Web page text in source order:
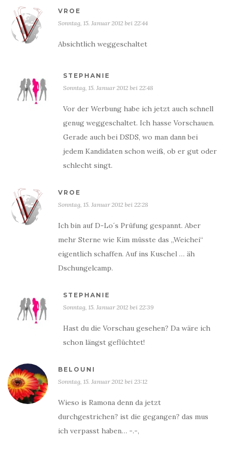
VROE
Sonntag, 15. Januar 2012 bei 22:44
Absichtlich weggeschaltet
STEPHANIE
Sonntag, 15. Januar 2012 bei 22:48
Vor der Werbung habe ich jetzt auch schnell
genug weggeschaltet. Ich hasse Vorschauen.
Gerade auch bei DSDS, wo man dann bei
jedem Kandidaten schon weiß, ob er gut oder
schlecht singt.
VROE
Sonntag, 15. Januar 2012 bei 22:28
Ich bin auf D-Lo´s Prüfung gespannt. Aber
mehr Sterne wie Kim müsste das „Weichei“
eigentlich schaffen. Auf ins Kuschel … äh
Dschungelcamp.
STEPHANIE
Sonntag, 15. Januar 2012 bei 22:39
Hast du die Vorschau gesehen? Da wäre ich
schon längst geflüchtet!
BELOUNI
Sonntag, 15. Januar 2012 bei 23:12
Wieso is Ramona denn da jetzt
durchgestrichen? ist die gegangen? das mus
ich verpasst haben… -.-‚